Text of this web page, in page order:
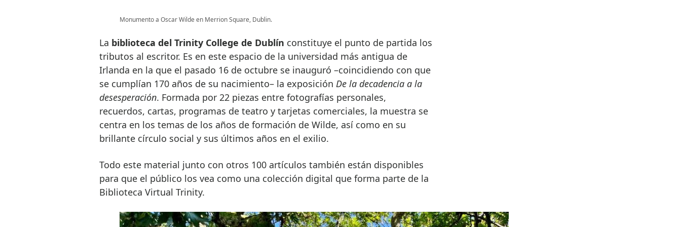
Monumento a Oscar Wilde en Merrion Square, Dublin.
La biblioteca del Trinity College de Dublín constituye el punto de partida los
tributos al escritor. Es en este espacio de la universidad más antigua de
Irlanda en la que el pasado 16 de octubre se inauguró –coincidiendo con que
se cumplían 170 años de su nacimiento– la exposición De la decadencia a la
desesperación. Formada por 22 piezas entre fotografías personales,
recuerdos, cartas, programas de teatro y tarjetas comerciales, la muestra se
centra en los temas de los años de formación de Wilde, así como en su
brillante círculo social y sus últimos años en el exilio.
Todo este material junto con otros 100 artículos también están disponibles
para que el público los vea como una colección digital que forma parte de la
Biblioteca Virtual Trinity.